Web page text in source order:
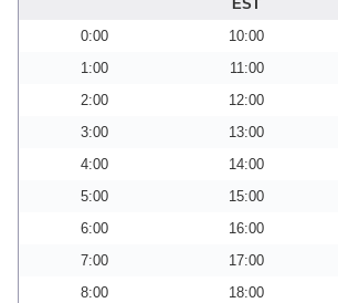
EST
0:00
10:00
1:00
11:00
2:00
12:00
3:00
13:00
4:00
14:00
5:00
15:00
6:00
16:00
7:00
17:00
8:00
18:00